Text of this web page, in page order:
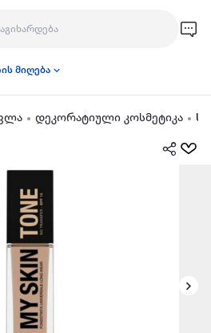
მიღება
დეკორატიული კოსმეტიკა